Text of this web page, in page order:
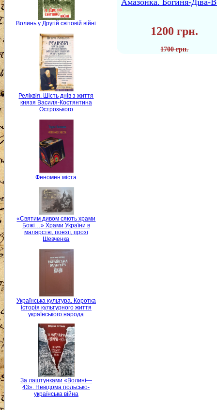
Волинь у Другій світовій війні
Реліквія. Шість днів з життя
князя Василя-Костянтина
Острозького
Феномен міста
«Святим дивом сяють храми
Божі…» Храми України в
малярстві, поезії, прозі
Шевченка
Українська культура. Коротка
історія культурного життя
українського народа
За лаштунками «Волині—
43». Невідома польсько-
українська війна
Амазонка. Богиня-Діва-
1200 грн.
1700 грн.